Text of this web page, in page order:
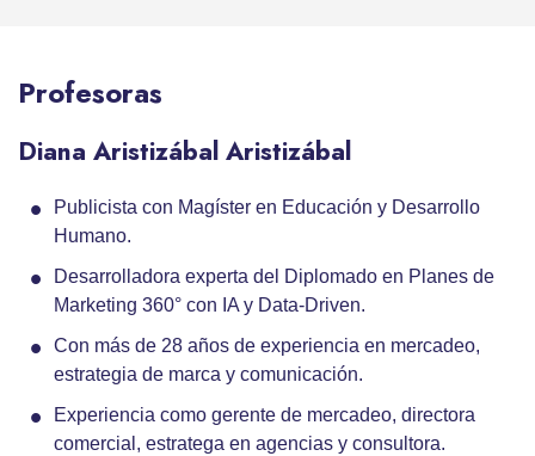
Profesoras
Diana Aristizábal Aristizábal
Publicista con Magíster en Educación y Desarrollo
Humano.
Desarrolladora experta del Diplomado en Planes de
Marketing 360° con IA y Data-Driven.
Con más de 28 años de experiencia en mercadeo,
estrategia de marca y comunicación.
Experiencia como gerente de mercadeo, directora
comercial, estratega en agencias y consultora.